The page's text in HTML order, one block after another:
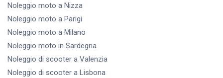
Noleggio moto a Nizza
Noleggio moto a Parigi
Noleggio moto a Milano
Noleggio moto in Sardegna
Noleggio di scooter a Valenzia
Noleggio di scooter a Lisbona